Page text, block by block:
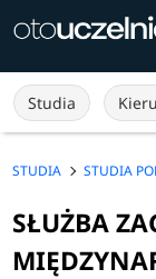
Studia
STUDIA STUDIA
SŁUŻBA